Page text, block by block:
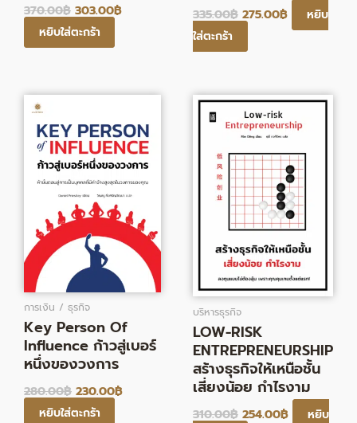
370.00฿ 303.00฿
หยิบใส่ตะกร้า
335.00฿ 275.00฿
หยิบ
ใส่ตะกร้า
การเงิน / ธุรกิจ
Key Person Of
Influence ก้าวสู่เบอร์
หนึ่งของวงการ
280.00฿
price
280.00฿.
230.00฿
price
230.00฿.
หยิบใส่ตะกร้า
บริหารธุรกิจ
LOW-RISK
ENTREPRENEURSHIP
สร้างธุรกิจให้เหนือชั้น
เสี่ยงน้อย กําไรงาม
310.00฿
price
was:
310.00฿.
254.00฿
price
254.00฿.
หยิบ